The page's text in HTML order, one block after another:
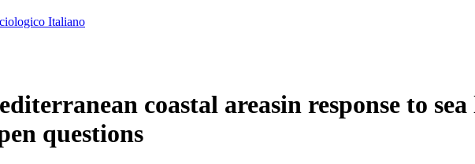
coastal areasin response to
questions